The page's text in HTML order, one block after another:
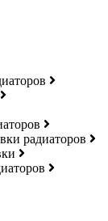
радиаторов